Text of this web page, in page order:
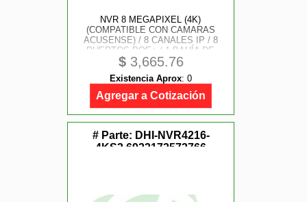
NVR 8 MEGAPIXEL (4K)
(COMPATIBLE CON CAMARAS
ACUSENSE) / 8 CANALES IP / 8
PUERTOS POE+ / 1 BAHÍA DE
DISCO DURO / SALIDA DE VÍDEO
EN 4K / 300 METROS POE MODO
EXTENDIDO
$3,665.76
Existencia Aprox: 0
Agregar a Cotización
# Parte: DHI-NVR4216-
4KS3,6923172573766